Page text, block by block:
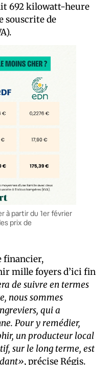
692 kilowatt-heure
souscrite de
à partir du 1er février
prix de
financier,
mille foyers d’ici fin
de suivre en termes
nous sommes
qui a
Pour y remédier,
un producteur local
sur le long terme, est
, précise Régis.